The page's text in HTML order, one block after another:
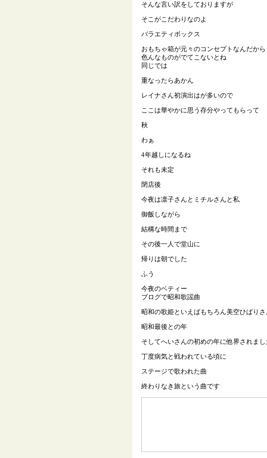
そんな言い訳をしておりますが
そこがこだわりなのよ
バラエティボックス
おもちゃ箱が元々のコンセプトなんだから
色んなものがでてこないとね
同じでは
重なったらあかん
レイナさん初演出はが多いので
ここは華やかに思う存分やってもらって
秋
わぁ
4年越しになるね
それも未定
閉店後
今夜は凛子さんとミチルさんと私
御飯しながら
結構な時間まで
その後一人で堂山に
帰りは朝でした
ふう
今夜のベティー
ブログで昭和歌謡曲
昭和の歌姫といえばもちろん美空ひばり
昭和最後との年
そしてへいさんの初めの年に他界されま
丁度病気と戦われている頃に
ステージで歌われた曲
終わりなき旅という曲です